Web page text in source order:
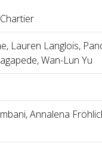
Lauren Langlois,
Wan-Lun Yu
Annalena